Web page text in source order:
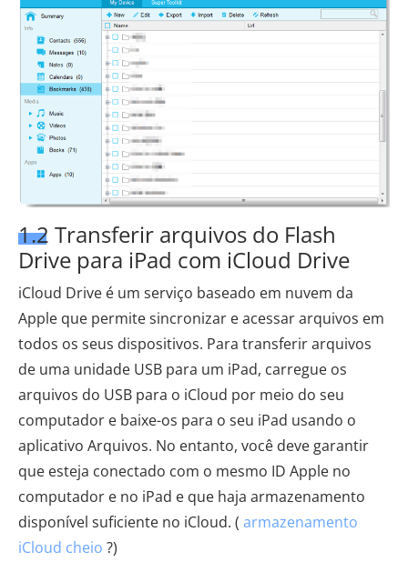
1.2 Transferir arquivos do Flash
Drive para iPad com iCloud Drive
iCloud Drive é um serviço baseado em nuvem da
Apple que permite sincronizar e acessar arquivos em
todos os seus dispositivos. Para transferir arquivos
de uma unidade USB para um iPad, carregue os
arquivos do USB para o iCloud por meio do seu
computador e baixe-os para o seu iPad usando o
aplicativo Arquivos. No entanto, você deve garantir
que esteja conectado com o mesmo ID Apple no
computador e no iPad e que haja armazenamento
disponível suficiente no iCloud. ( armazenamento
iCloud cheio ?)